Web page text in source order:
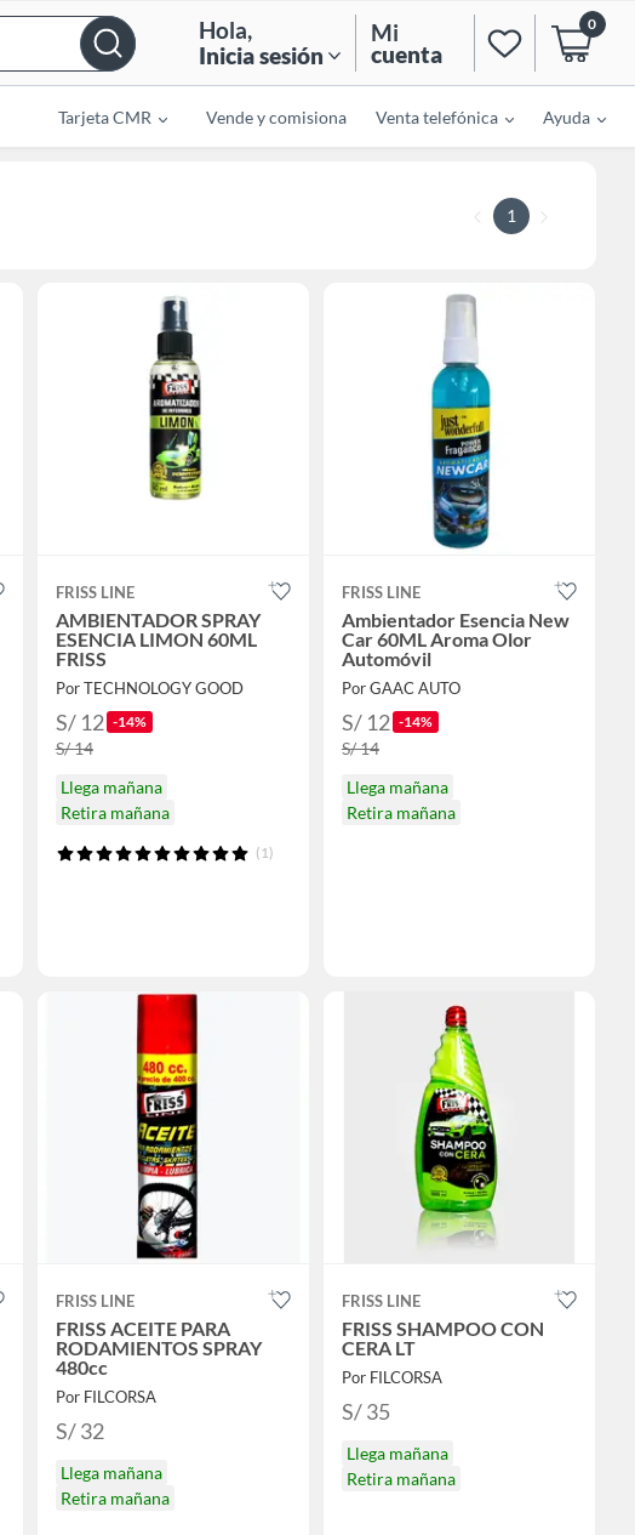
Hola,
Inicia sesión
Mi
cuenta
0
Tarjeta CMR Vende y comisiona Venta telefónica Ayuda
1
FRISS LINE
AMBIENTADOR SPRAY
ESENCIA LIMON 60ML
FRISS
Por TECHNOLOGY GOOD
S/ 12 -14%
S/ 14
Llega mañana
Retira mañana
(1)
FRISS LINE
Ambientador Esencia New
Car 60ML Aroma Olor
Automóvil
Por GAAC AUTO
S/ 12 -14%
S/ 14
Llega mañana
Retira mañana
FRISS LINE
FRISS ACEITE PARA
RODAMIENTOS SPRAY
480cc
Por FILCORSA
S/ 32
Llega mañana
Retira mañana
FRISS LINE
FRISS SHAMPOO CON
CERA LT
Por FILCORSA
S/ 35
Llega mañana
Retira mañana